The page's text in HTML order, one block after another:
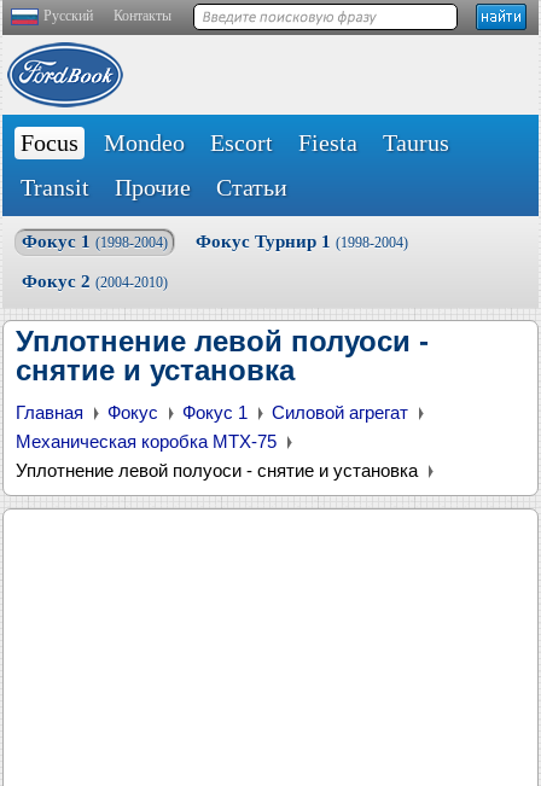
Русский Контакты
Focus Mondeo Escort Fiesta
Taurus
Transit
Прочие Статьи
Фокус 1 (1998-2004) Фокус Турнир 1 (1998-2004)
Фокус 2 (2004-2010)
Уплотнение левой полуоси -
снятие и установка
Главная Фокус Фокус 1
Силовой агрегат
Механическая коробка MTX-75
Уплотнение левой полуоси - снятие и установка